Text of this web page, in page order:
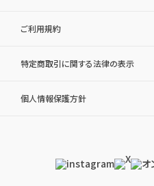
ご利用規約
特定商取引に関する法律の表示
個人情報保護方針